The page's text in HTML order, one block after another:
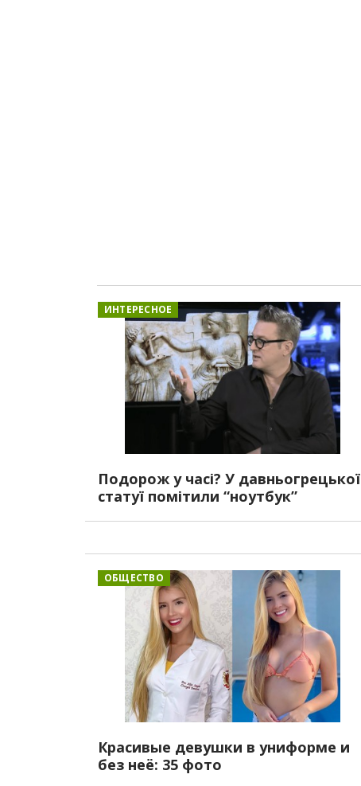
ИНТЕРЕСНОЕ
Подорож у часі? У давньогрецької
статуї помітили “ноутбук”
ОБЩЕСТВО
Красивые девушки в униформе и
без неё: 35 фото